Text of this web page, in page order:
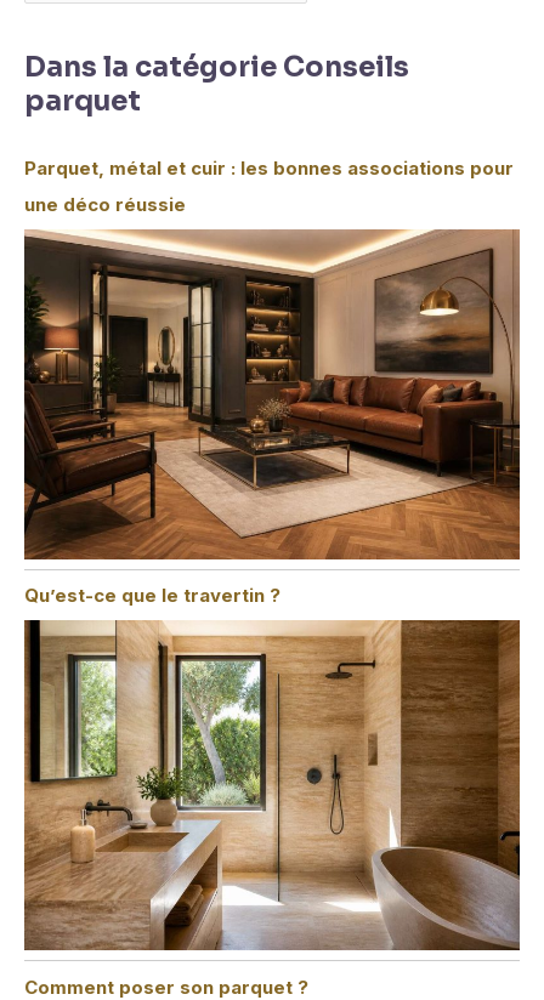
Dans la catégorie Conseils
parquet
Parquet, métal et cuir : les bonnes associations pour
une déco réussie
Qu’est-ce que le travertin ?
Comment poser son parquet ?